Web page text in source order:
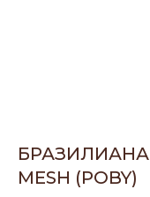
БРАЗИЛИАНА
MESH (POBY)